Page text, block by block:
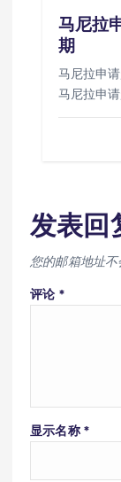
马尼拉
期
马尼拉申
马尼拉申
发表回
您的邮箱地址不
评论 *
显示名称 *